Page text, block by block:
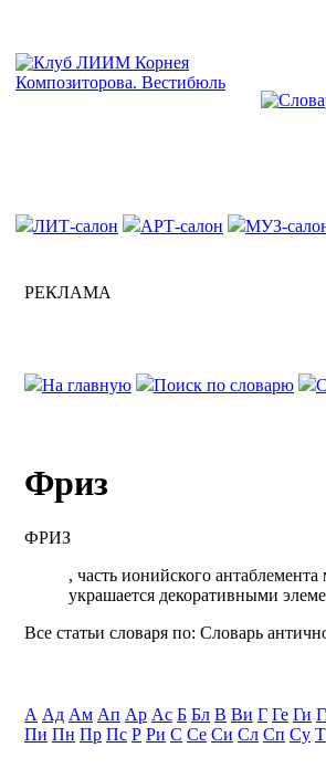
ЛИТ-салон АРТ-салон МУЗ-
РЕКЛАМА
На главную Поиск по словарю
Фриз
ФРИЗ
, часть ионийского
украшается декоративными
Все статьи словаря по: Словарь
А Ад Ам Ап Ар Ас Б Бл В Ви Г Ге Ги
Пи Пн Пр Пс Р Ри С Се Си Сл Сп Су Т